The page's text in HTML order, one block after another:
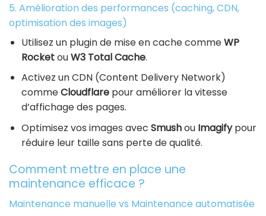
5. Amélioration des performances (caching, CDN,
optimisation des images)
Utilisez un plugin de mise en cache commeWP
RocketouW3 Total Cache.
Activez un CDN (Content Delivery Network)
commeCloudflarepour améliorer la vitesse
d’affichage des pages.
Optimisez vos images avec Smushou Imagifypour
réduire leur taille sans perte de qualité.
Comment mettre en place une
maintenance efficace ?
Maintenance manuelle vs Maintenance automatisée